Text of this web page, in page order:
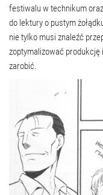
festiwalu w technikum
do lektury o pustym
nie tylko musi znaleźć
zoptymalizować produkcję
zarobić.